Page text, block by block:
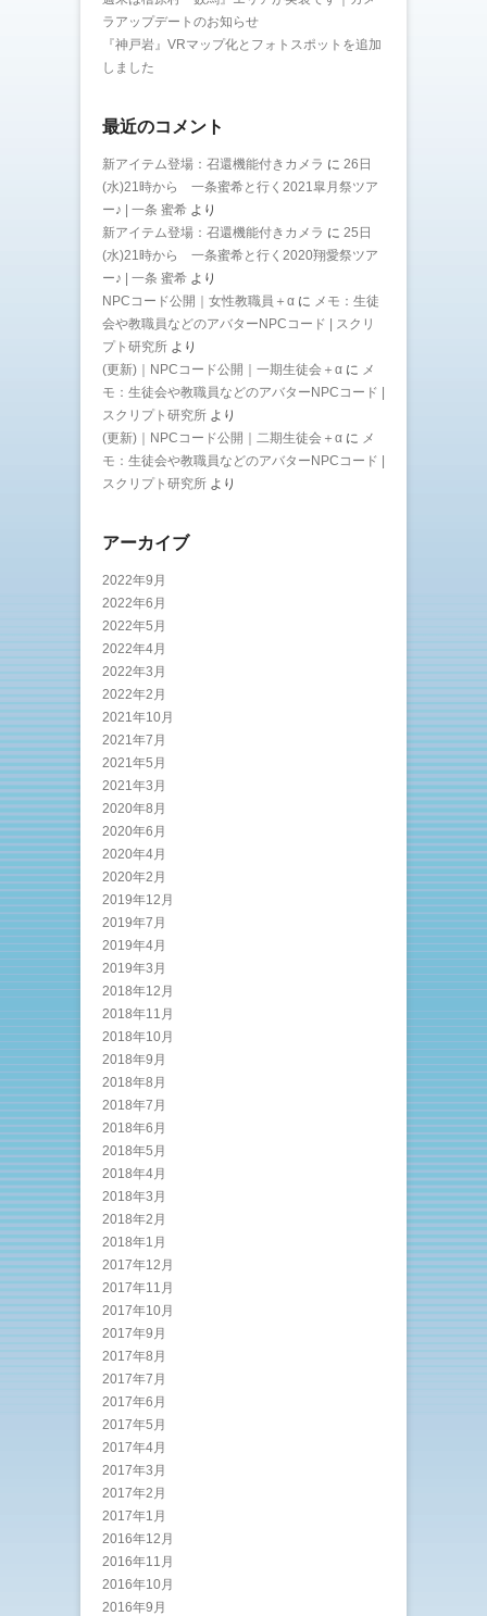
ラアップデートのお知らせ
『神戸岩』VRマップ化とフォトスポットを追加
しました
最近のコメント
新アイテム登場：召還機能付きカメラ に 26日
(水)21時から 一条蜜希と行く2021皐月祭ツア
ー♪ | 一条 蜜希 より
新アイテム登場：召還機能付きカメラ に 25日
(水)21時から 一条蜜希と行く2020翔愛祭ツア
ー♪ | 一条 蜜希 より
NPCコード公開｜女性教職員＋α に メモ：生徒
会や教職員などのアバターNPCコード | スクリ
プト研究所 より
(更新)｜NPCコード公開｜一期生徒会＋α に メ
モ：生徒会や教職員などのアバターNPCコード |
スクリプト研究所 より
(更新)｜NPCコード公開｜二期生徒会＋α に メ
モ：生徒会や教職員などのアバターNPCコード |
スクリプト研究所 より
アーカイブ
2022年9月
2022年6月
2022年5月
2022年4月
2022年3月
2022年2月
2021年10月
2021年7月
2021年5月
2021年3月
2020年8月
2020年6月
2020年4月
2020年2月
2019年12月
2019年7月
2019年4月
2019年3月
2018年12月
2018年11月
2018年10月
2018年9月
2018年8月
2018年7月
2018年6月
2018年5月
2018年4月
2018年3月
2018年2月
2018年1月
2017年12月
2017年11月
2017年10月
2017年9月
2017年8月
2017年7月
2017年6月
2017年5月
2017年4月
2017年3月
2017年2月
2017年1月
2016年12月
2016年11月
2016年10月
2016年9月